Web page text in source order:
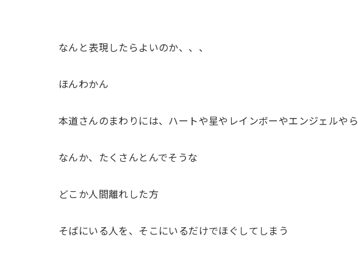
なんと表現したらよいのか、、、
ほんわかん
本道さんのまわりには、ハートや星やレインボーやエンジェルやら
なんか、たくさんとんでそうな
どこか人間離れした方
そばにいる人を、そこにいるだけでほぐしてしまう